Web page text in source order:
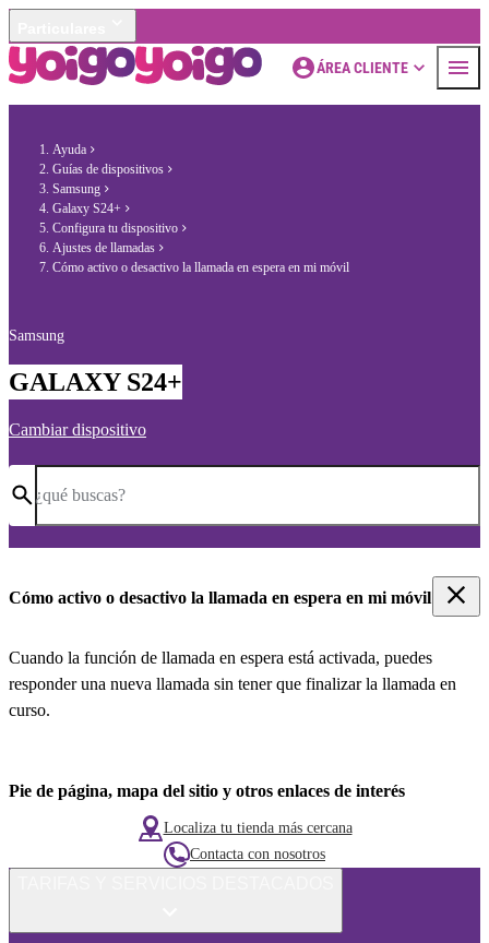
ÁREA CLIENTE
Ayuda
Guías de dispositivos
Samsung
Galaxy S24+
Configura tu dispositivo
Ajustes de llamadas
Cómo activo o desactivo la llamada en espera en mi móvil
Samsung
GALAXY S24+
Cambiar dispositivo
¿qué buscas?
Cómo activo o desactivo la llamada en espera en mi móvil
Cuando la función de llamada en espera está activada, puedes
responder una nueva llamada sin tener que finalizar la llamada en
curso.
Pie de página, mapa del sitio y otros enlaces de interés
Localiza tu tienda más cercana
Contacta con nosotros